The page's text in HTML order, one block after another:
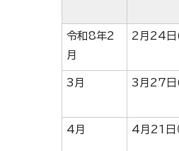
令和8年2
月
2月24日
3月 3月27日
4月 4月21日